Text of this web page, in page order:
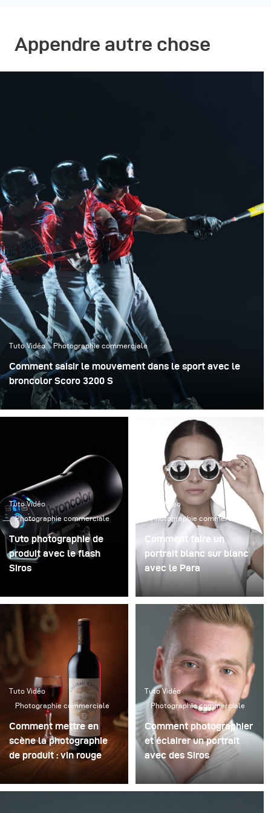
Appendre autre chose
Tuto Vidéo Photographie commerciale
Comment saisir le mouvement dans le sport avec le
broncolor Scoro 3200 S
Tuto Vidéo
Photographie commerciale
Tuto photographie de
produit avec le flash
Siros
Tuto Vidéo
Photographie commerciale
Comment faire un
portrait blanc sur blanc
avec le Para
Découvrez une façon
fantastique d'utiliser le
grand Para 222, dans une
position défocalisée,
pour un grand résultat de
la photographie de
mode.
Tuto Vidéo
Photographie commerciale
Comment mettre en
scène la photographie
de produit : vin rouge
Tuto Vidéo
Photographie commerciale
Comment photographier
et éclairer un portrait
avec des Siros